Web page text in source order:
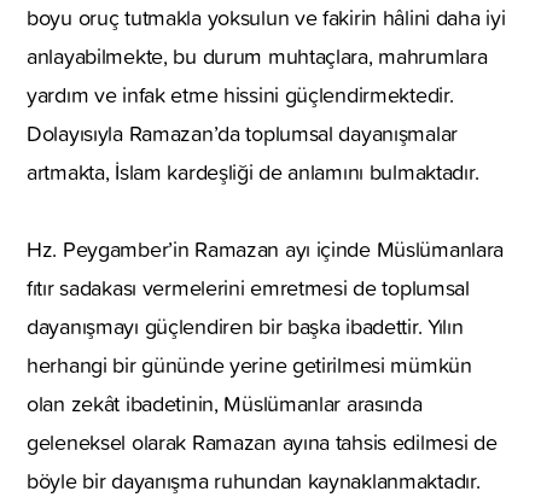
boyu oruç tutmakla yoksulun ve fakirin hâlini daha iyi
anlayabilmekte, bu durum muhtaçlara, mahrumlara
yardım ve infak etme hissini güçlendirmektedir.
Dolayısıyla Ramazan’da toplumsal dayanışmalar
artmakta, İslam kardeşliği de anlamını bulmaktadır.
Hz. Peygamber’in Ramazan ayı içinde Müslümanlara
fıtır sadakası vermelerini emretmesi de toplumsal
dayanışmayı güçlendiren bir başka ibadettir. Yılın
herhangi bir gününde yerine getirilmesi mümkün
olan zekât ibadetinin, Müslümanlar arasında
geleneksel olarak Ramazan ayına tahsis edilmesi de
böyle bir dayanışma ruhundan kaynaklanmaktadır.